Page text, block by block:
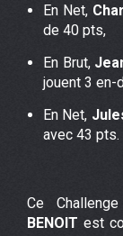
En Net,
de 40 pts,
En Brut,
jouent 3 en-
En Net,
avec 43 pts.
Ce
BENOIT est